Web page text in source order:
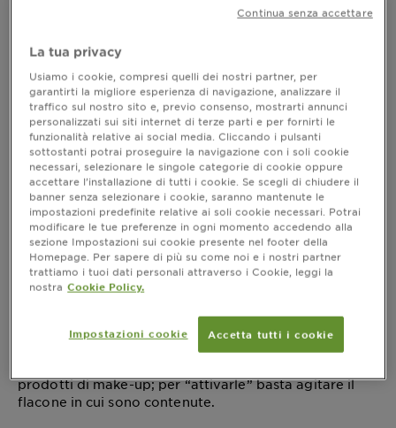
che rimangano dei fastidiosi residui di make-up sul
adeguato, si strofini la pelle anche vigorosamente,
causando così fastidi e arrossamenti e stressando
zone molto delicate, come quella perioculare o il
contorno labbra. Vuoi smettere di strofinare ma non
vuoi rinunciare ai tuoi trucchi a prova di sudore e
lacrime? Hai mai sentito parlare dellostruccante
bifasico?
Struccante bifasico: cos’è?
Come suggerisce il nome, lostruccante bifasico è un
particolare tipo di struccante composto da due
elementi, o meglio fasi:
● una di tipo acquoso;
● una di tipo oleoso.
Le due fasi vanno attivate prima dell’uso, così da far
miscelare omogeneamente gli ingredienti delle due
fasi e ottenere una soluzione emolliente capace di
prodotti di make-up; per “attivarle” basta agitare il
flacone in cui sono contenute.
La tua privacy
Usiamo i cookie, compresi quelli dei nostri partner, per
garantirti la migliore esperienza di navigazione, analizzare il
traffico sul nostro sito e, previo consenso, mostrarti annunci
personalizzati sui siti internet di terze parti e per fornirti le
funzionalità relative ai social media. Cliccando i pulsanti
sottostanti potrai proseguire la navigazione con i soli cookie
necessari, selezionare le singole categorie di cookie oppure
accettare l’installazione di tutti i cookie. Se scegli di chiudere il
banner senza selezionare i cookie, saranno mantenute le
impostazioni predefinite relative ai soli cookie necessari. Potrai
modificare le tue preferenze in ogni momento accedendo alla
sezione Impostazioni sui cookie presente nel footer della
Homepage. Per sapere di più su come noi e i nostri partner
trattiamo i tuoi dati personali attraverso i Cookie, leggi la
nostra Cookie Policy.
Impostazioni cookie Accetta tutti i cookie
Continua senza accettare